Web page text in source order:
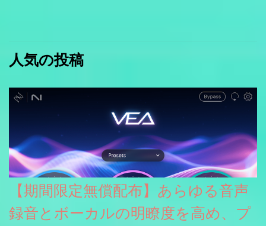
人気の投稿
【期間限定無償配布】あらゆる音声
録音とボーカルの明瞭度を高め、プ